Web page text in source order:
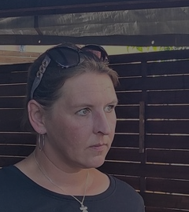
counter
__gfp_64b
Název
Provider
/
Doména
_gid
Google
LLC
.estav.cz
Název
CMID
Název
Název
tu